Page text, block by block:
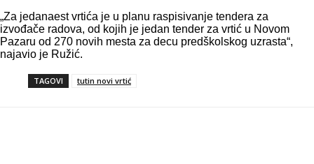
„Za jedanaest vrtića je u planu raspisivanje tendera za
izvođače radova, od kojih je jedan tender za vrtić u Novom
Pazaru od 270 novih mesta za decu predškolskog uzrasta“,
najavio je Ružić.
TAGOVI tutin novi vrtić